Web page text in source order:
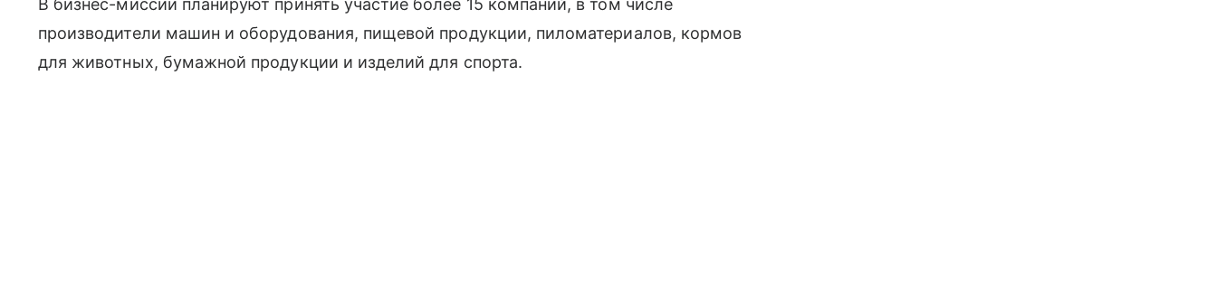
В бизнес-миссии планируют принять участие более 15 компаний, в том числе
производители машин и оборудования, пищевой продукции, пиломатериалов, кормов
для животных, бумажной продукции и изделий для спорта.